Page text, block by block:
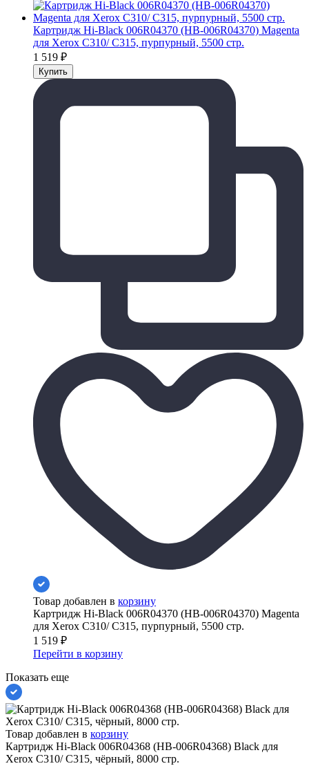
Картридж Hi-Black 006R04370 (HB-006R04370) Magenta
для Xerox C310/ C315, пурпурный, 5500 стр.
1 519 ₽
Товар добавлен в корзину
Картридж Hi-Black 006R04370 (HB-006R04370) Magenta
для Xerox C310/ C315, пурпурный, 5500 стр.
1 519 ₽
Перейти в корзину
Показать еще
Товар добавлен в корзину
Картридж Hi-Black 006R04368 (HB-006R04368) Black для
Xerox C310/ C315, чёрный, 8000 стр.